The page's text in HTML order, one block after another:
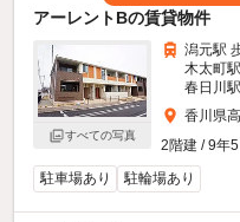
アーレントBの賃貸物件
すべての写真
潟元駅
木太町
春日川
香川県
2階建 / 9年
駐車場あり
駐輪場あり